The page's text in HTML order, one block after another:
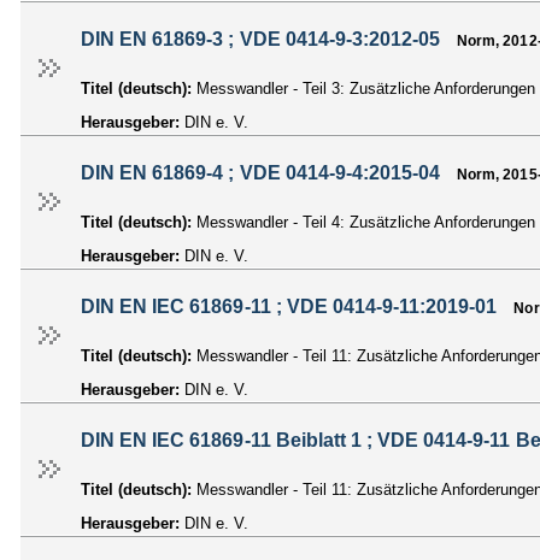
DIN EN 61869-3 ; VDE 0414-9-3:2012-05 Norm,
Titel (deutsch): Messwandler - Teil 3: Zusätzliche
Herausgeber: DIN e. V.
DIN EN 61869-4 ; VDE 0414-9-4:2015-04 Norm,
Titel (deutsch): Messwandler - Teil 4: Zusätzliche
Herausgeber: DIN e. V.
DIN EN IEC 61869-11 ; VDE 0414-9-11:2019-01
Titel (deutsch): Messwandler - Teil 11: Zusätzliche
Herausgeber: DIN e. V.
DIN EN IEC 61869-11 Beiblatt 1 ; VDE 0414-9-11
Titel (deutsch): Messwandler - Teil 11: Zusätzliche
Herausgeber: DIN e. V.